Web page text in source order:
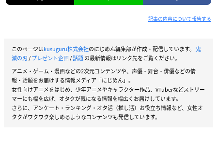
記事の内容について報告する
このページはkusuguru株式会社のにじめん編集部が作成・配信しています。 鬼
滅の刃/プレゼント企画/話題の最新情報はリンク先をご覧ください。
アニメ・ゲーム・漫画などの2次元コンテンツや、声優・舞台・俳優などの情
報・話題をお届けする情報メディア「にじめん」。
女性向けアニメをはじめ、少年アニメやキャラクター作品、VTuberなどストリー
マーにも幅を広げ、オタクが気になる情報を幅広くお届けしています。
さらに、アンケート・ランキング・オタ活（推し活）お役立ち情報など、女性オ
タクがワクワク楽しめるようなコンテンツも発信しています。